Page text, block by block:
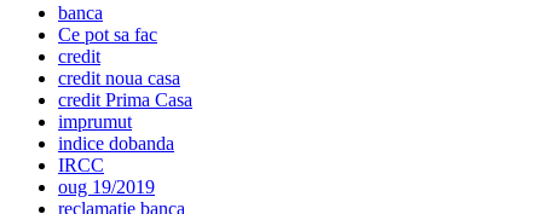
banca
Ce pot sa fac
credit
credit noua casa
credit Prima Casa
imprumut
indice dobanda
IRCC
oug 19/2019
reclamatie banca